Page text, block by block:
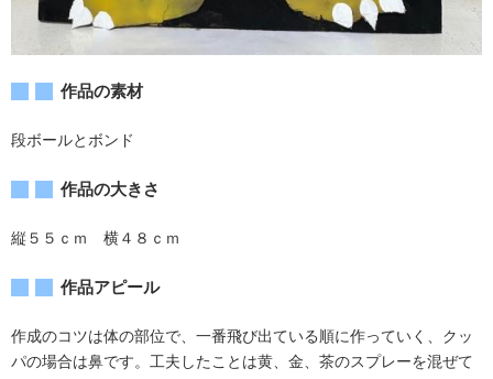
作品の素材
段ボールとボンド
作品の大きさ
縦５５ｃｍ 横４８ｃｍ
作品アピール
作成のコツは体の部位で、一番飛び出ている順に作っていく、クッ
パの場合は鼻です。工夫したことは黄、金、茶のスプレーを混ぜて